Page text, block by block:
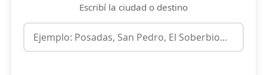
Escribí la ciudad o destino